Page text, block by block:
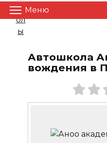
Меню
Автошкола
вождения в